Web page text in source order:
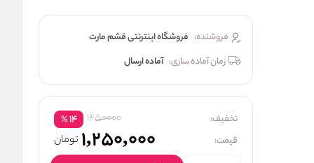
فروشنده: فروشگاه اینترنتی قشم مارت
زمان آماده سازی: آماده ارسال
تخفیف: 1450000
14
%
قیمت: 1,250,000 تومان